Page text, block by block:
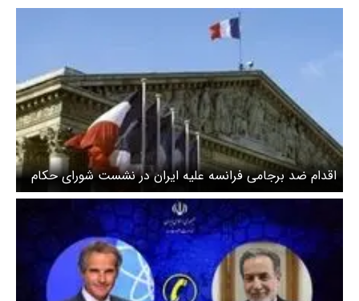
اقدام ضد برجامی فرانسه علیه ایران در نشست شورای حکام